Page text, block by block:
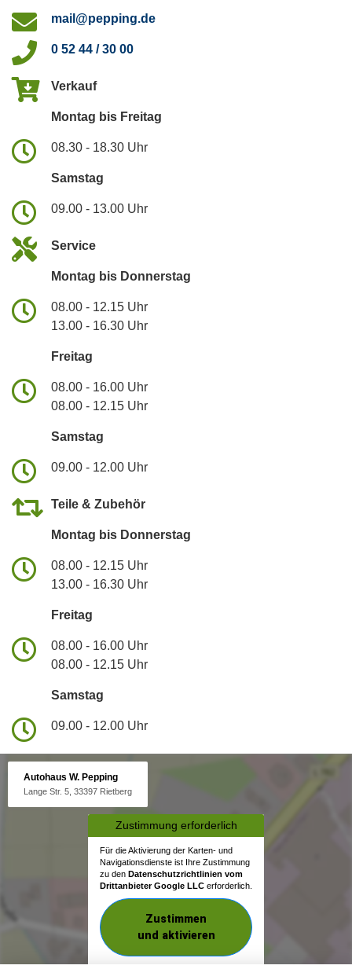
mail@pepping.de
0 52 44 / 30 00
Verkauf
Montag bis Freitag
08.30 - 18.30 Uhr
Samstag
09.00 - 13.00 Uhr
Service
Montag bis Donnerstag
08.00 - 12.15 Uhr
13.00 - 16.30 Uhr
Freitag
08.00 - 16.00 Uhr
08.00 - 12.15 Uhr
Samstag
09.00 - 12.00 Uhr
Teile & Zubehör
Montag bis Donnerstag
08.00 - 12.15 Uhr
13.00 - 16.30 Uhr
Freitag
08.00 - 16.00 Uhr
08.00 - 12.15 Uhr
Samstag
09.00 - 12.00 Uhr
Autohaus W. Pepping
Lange Str. 5, 33397 Rietberg
Zustimmung erforderlich
Für die Aktivierung der Karten- und
Navigationsdienste ist Ihre Zustimmung
zu den Datenschutzrichtlinien vom
Drittanbieter Google LLC erforderlich.
Zustimmen
und aktivieren